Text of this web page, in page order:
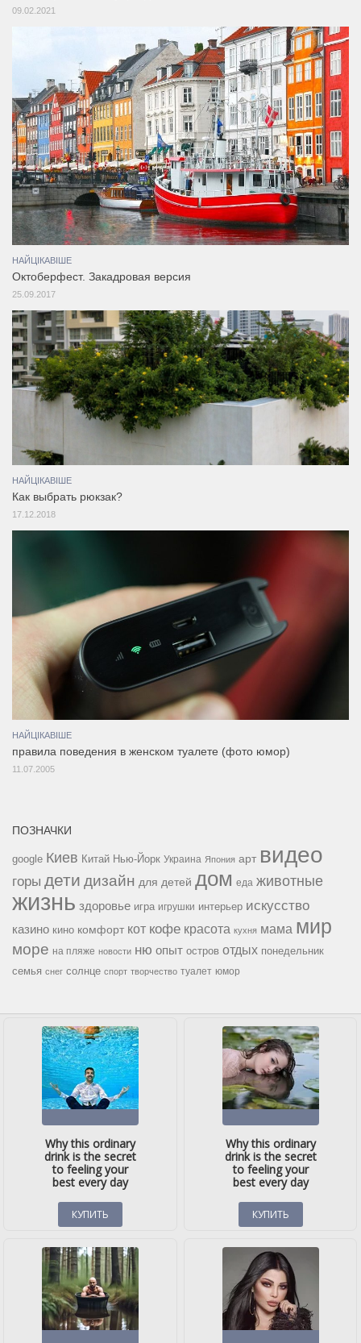
09.02.2021
НАЙЦІКАВІШЕ
Октоберфест. Закадровая версия
25.09.2017
НАЙЦІКАВІШЕ
Как выбрать рюкзак?
17.12.2018
НАЙЦІКАВІШЕ
правила поведения в женском туалете (фото юмор)
11.07.2005
ПОЗНАЧКИ
google Киев Китай Нью-Йорк Украина Япония арт видео
горы дети дизайн для детей дом еда животные
жизнь здоровье игра игрушки интерьер искусство
казино кино комфорт кот кофе красота кухня мама мир
море на пляже новости ню опыт остров отдых понедельник
семья снег солнце спорт творчество туалет юмор